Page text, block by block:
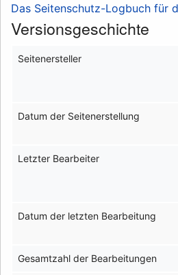
Das Seitenschutz-Logbuch für
Versionsgeschichte
Seitenersteller
Datum der Seitenerstellung
Letzter Bearbeiter
Datum der letzten Bearbeitung
Gesamtzahl der Bearbeitungen